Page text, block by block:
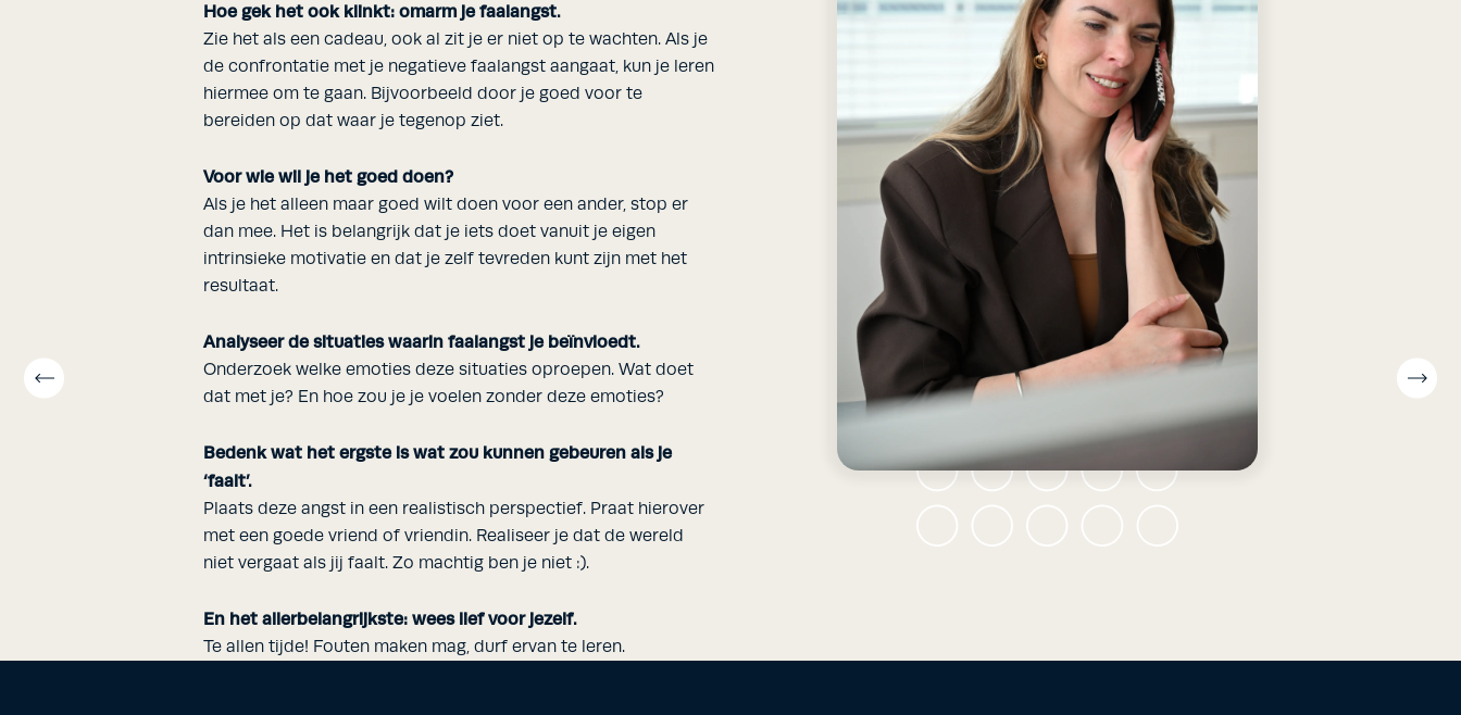
Hoe gek het ook klinkt: omarm je faalangst.
Zie het als een cadeau, ook al zit je er niet op te wachten. Als je
de confrontatie met je negatieve faalangst aangaat, kun je leren
hiermee om te gaan. Bijvoorbeeld door je goed voor te
bereiden op dat waar je tegenop ziet.
Voor wie wil je het goed doen?
Als je het alleen maar goed wilt doen voor een ander, stop er
dan mee. Het is belangrijk dat je iets doet vanuit je eigen
intrinsieke motivatie en dat je zelf tevreden kunt zijn met het
resultaat.
Analyseer de situaties waarin faalangst je beïnvloedt.
Onderzoek welke emoties deze situaties oproepen. Wat doet
dat met je? En hoe zou je je voelen zonder deze emoties?
Bedenk wat het ergste is wat zou kunnen gebeuren als je
‘faalt’.
Plaats deze angst in een realistisch perspectief. Praat hierover
met een goede vriend of vriendin. Realiseer je dat de wereld
niet vergaat als jij faalt. Zo machtig ben je niet :).
En het allerbelangrijkste: wees lief voor jezelf.
Te allen tijde! Fouten maken mag, durf ervan te leren.